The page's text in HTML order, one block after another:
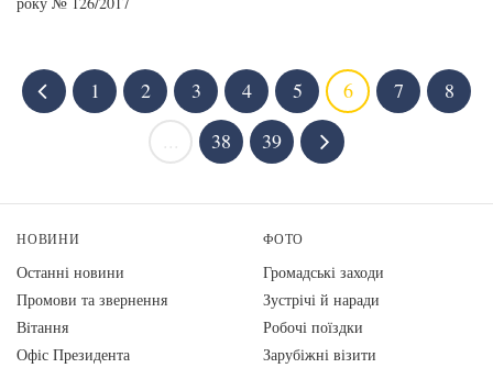
1 2 3 4 5 6 7
8
38 39
НОВИНИ
Останні новини
Промови та звернення
Вiтання
Офіс Президента
ФОТО
Громадські заходи
Зустрічі й наради
Робочі поїздки
Зарубіжні візити